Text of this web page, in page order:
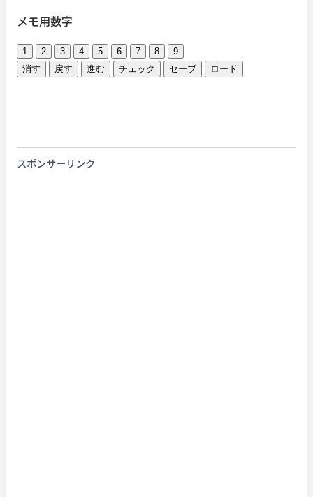
メモ用数字
1 2 3 4 5 6 7 8
9
消す
戻す 進む チェック セーブ ロード
スポンサーリンク